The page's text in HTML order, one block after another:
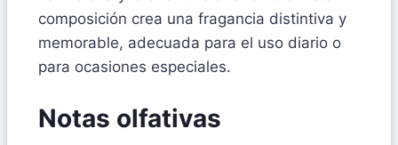
composición crea una fragancia distintiva y
memorable, adecuada para el uso diario o
para ocasiones especiales.
Notas olfativas